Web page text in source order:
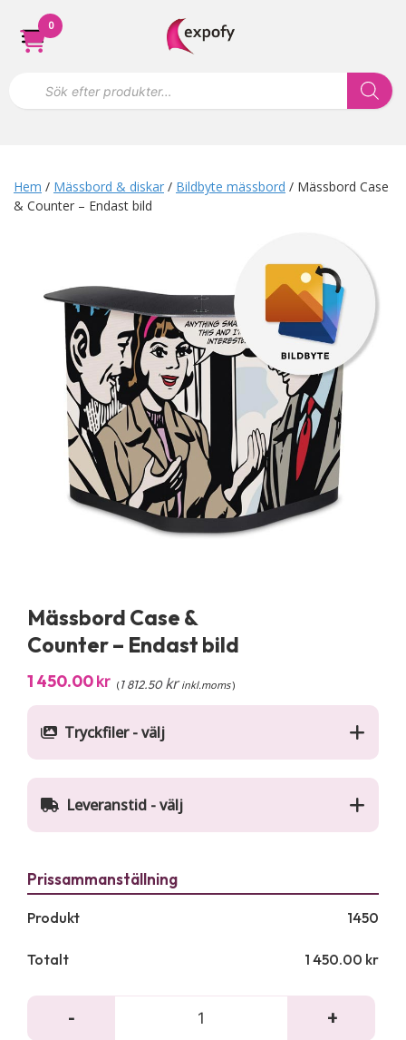
Hoppa
innehåll
s
ö
k
0
Hem / Mässbord & diskar / Bildbyte mässbord / Mässbord Case
& Counter – Endast bild
Mässbord Case &
Counter – Endast bild
1 450.00kr (1 812.50kr inkl.moms)
Tryckfiler - välj
Leveranstid - välj
Produkt 1450
Totalt 1 450.00 kr
- +